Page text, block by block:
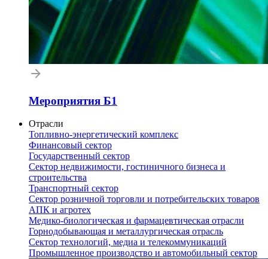
Мероприятия Б1
Отрасли
Топливно-энергетический комплекс
Финансовый сектор
Государственный сектор
Сектор недвижимости, гостиничного бизнеса и
строительства
Транспортный сектор
Сектор розничной торговли и потребительских товаров
АПК и агротех
Медико-биологическая и фармацевтическая отрасли
Горнодобывающая и металлургическая отрасль
Сектор технологий, медиа и телекоммуникаций
Промышленное производство и автомобильный сектор